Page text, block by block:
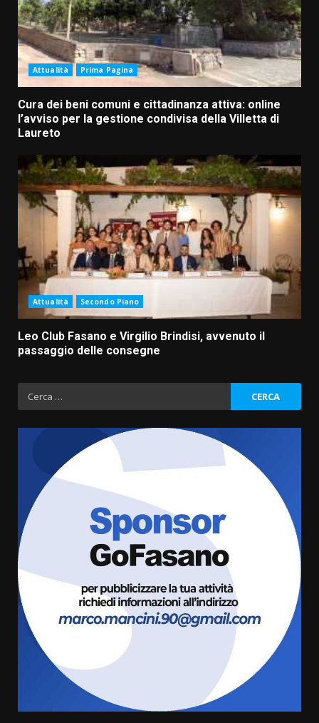
Attualità Prima Pagina
Cura dei beni comuni e cittadinanza attiva: online
l’avviso per la gestione condivisa della Villetta di
Laureto
Attualità Secondo Piano
Leo Club Fasano e Virgilio Brindisi, avvenuto il
passaggio delle consegne
Ricerca
per:
Cura dei beni comuni e
cittadinanza attiva: online
l’avviso per la gestione
condivisa della Villetta di
Laureto
6 Agosto 2026 06:20
La magia del Minareto e la prima
assoluta de “L’Albergo
Belvedere. Il rapimento”